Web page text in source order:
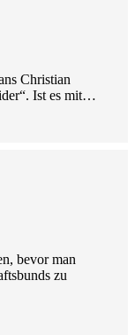
Christian
Ist es mit…
bevor man
zu